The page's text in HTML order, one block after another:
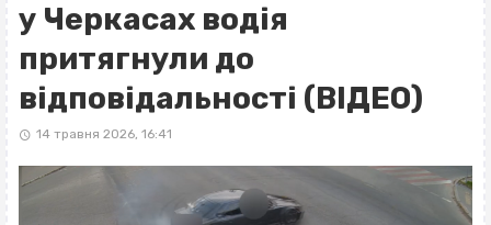
у Черкасах водія
притягнули до
відповідальності (ВІДЕО)
14 травня 2026, 16:41